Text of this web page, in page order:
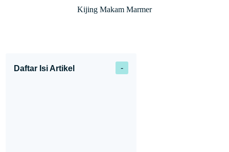
Kijing Makam Marmer
Daftar Isi Artikel